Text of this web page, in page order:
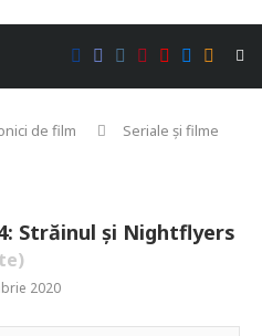
de film
Seriale și filme
Străinul și Nightflyers
2020